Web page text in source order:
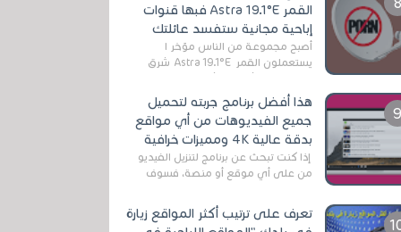
القمر Astra 19.1°E فبها قنوات
إباحية مجانية ستفسد عائلتك
أصبح مجموعة من الناس مؤخر ا
يستعملون القمر Astra 19.1°E شرق
وذلك بسبب أن هذا الأخير يتوفرعلى
قنوات مميزة جدا تنقل العديد من البرامج
اله...
هذا أفضل برنامج جربته لتحميل
جميع الفيديوهات من أي مواقع
بدقة عالية 4K ومميزات خرافية
إذا كنت تبحث عن برنامج لتنزيل الفيديو
من على أي موقع أو منصة، فسوف
الخاصة بالبرامج والتطبيقات في هذا
المج...
تعرف على ترتيب أكثر المواقع زيارة